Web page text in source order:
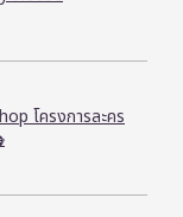
โครงการละคร